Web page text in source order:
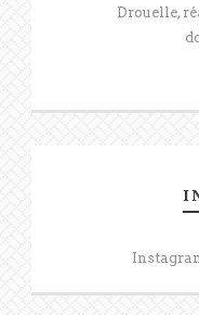
Drouelle,